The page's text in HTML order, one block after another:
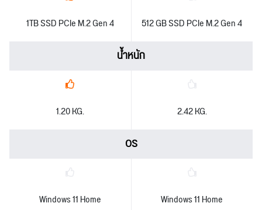
1TB SSD PCIe M.2 Gen 4 512 GB SSD PCIe M.2 Gen 4
น้ำหนัก
1.20 KG. 2.42 KG.
OS
Windows 11 Home Windows 11 Home